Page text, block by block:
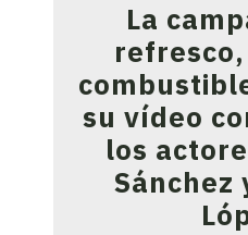
La
su vídeo
los
Sánchez